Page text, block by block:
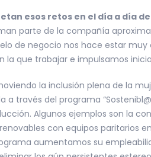
esos retos en el día a día de
parte de la compañía
de negocio nos hace estar
la que trabajar e impulsamos
la inclusión plena de la
a través del programa
Algunos ejemplos son la
con equipos paritarios
aumentamos su